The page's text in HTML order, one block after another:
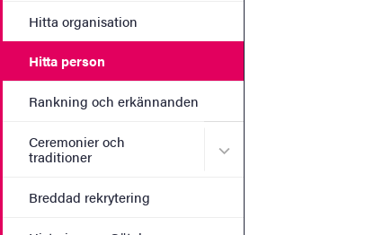
Hitta organisation
Hitta person
Rankning och erkännanden
Ceremonier och
traditioner
Undermeny för
Breddad rekrytering